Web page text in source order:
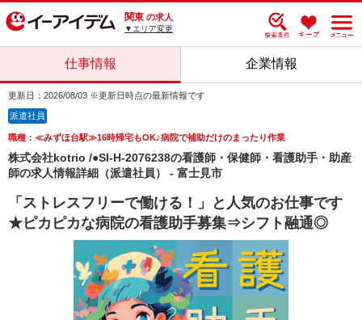
関東 の求人
▼エリア変更
仕事情報 企業情報
更新日：2026/08/03 ※更新日時点の最新情報です
派遣社員
職種：≪みずほ台駅≫16時帰宅もOK♪病院で補助だけのまったり作業
株式会社kotrio /●SI-H-2076238の看護師・保健師・看護助手・助産
師の求人情報詳細（派遣社員） - 富士見市
「ストレスフリーで働ける！」と人気のお仕事です
★ピカピカな病院の看護助手募集⇒シフト融通◎